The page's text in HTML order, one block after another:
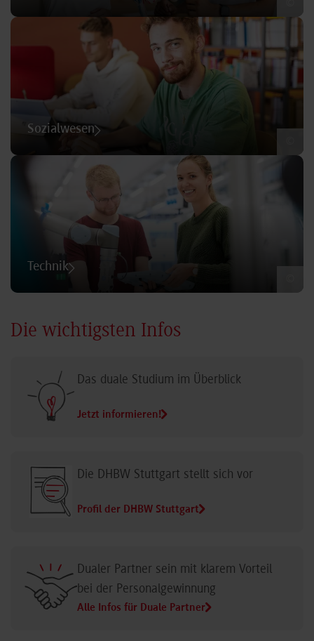
Sozialwesen
Technik
Die wichtigsten Infos
Das duale Studium im Überblick
Jetzt informieren!
Die DHBW Stuttgart stellt sich vor
Profil der DHBW Stuttgart
Dualer Partner sein mit klarem Vorteil
bei der Personalgewinnung
Alle Infos für Duale Partner